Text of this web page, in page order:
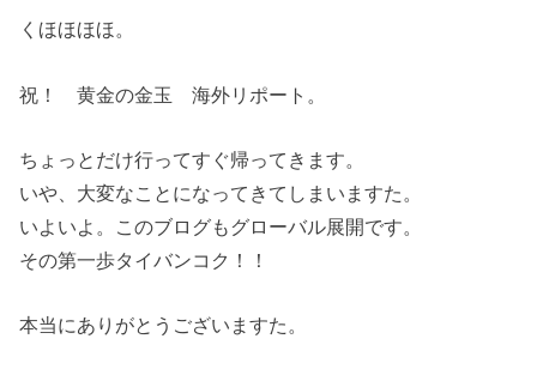
くほほほほ。
祝！ 黄金の金玉 海外リポート。
ちょっとだけ行ってすぐ帰ってきます。
いや、大変なことになってきてしまいますた。
いよいよ。このブログもグローバル展開です。
その第一歩タイバンコク！！
本当にありがとうございますた。